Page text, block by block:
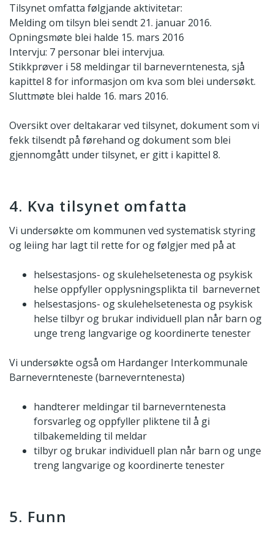
Tilsynet omfatta følgjande aktivitetar:
Melding om tilsyn blei sendt 21. januar 2016.
Opningsmøte blei halde 15. mars 2016
Intervju: 7 personar blei intervjua.
Stikkprøver i 58 meldingar til barneverntenesta, sjå
kapittel 8 for informasjon om kva som blei undersøkt.
Sluttmøte blei halde 16. mars 2016.
Oversikt over deltakarar ved tilsynet, dokument som vi
fekk tilsendt på førehand og dokument som blei
gjennomgått under tilsynet, er gitt i kapittel 8.
4. Kva tilsynet omfatta
Vi undersøkte om kommunen ved systematisk styring
og leiing har lagt til rette for og følgjer med på at
helsestasjons- og skulehelsetenesta og psykisk
helse oppfyller opplysningsplikta til barnevernet
helsestasjons- og skulehelsetenesta og psykisk
helse tilbyr og brukar individuell plan når barn og
unge treng langvarige og koordinerte tenester
Vi undersøkte også om Hardanger Interkommunale
Barnevernteneste (barneverntenesta)
handterer meldingar til barneverntenesta
forsvarleg og oppfyller pliktene til å gi
tilbakemelding til meldar
tilbyr og brukar individuell plan når barn og unge
treng langvarige og koordinerte tenester
5. Funn